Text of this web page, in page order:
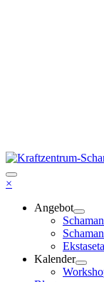
×
Angebot
Kalender